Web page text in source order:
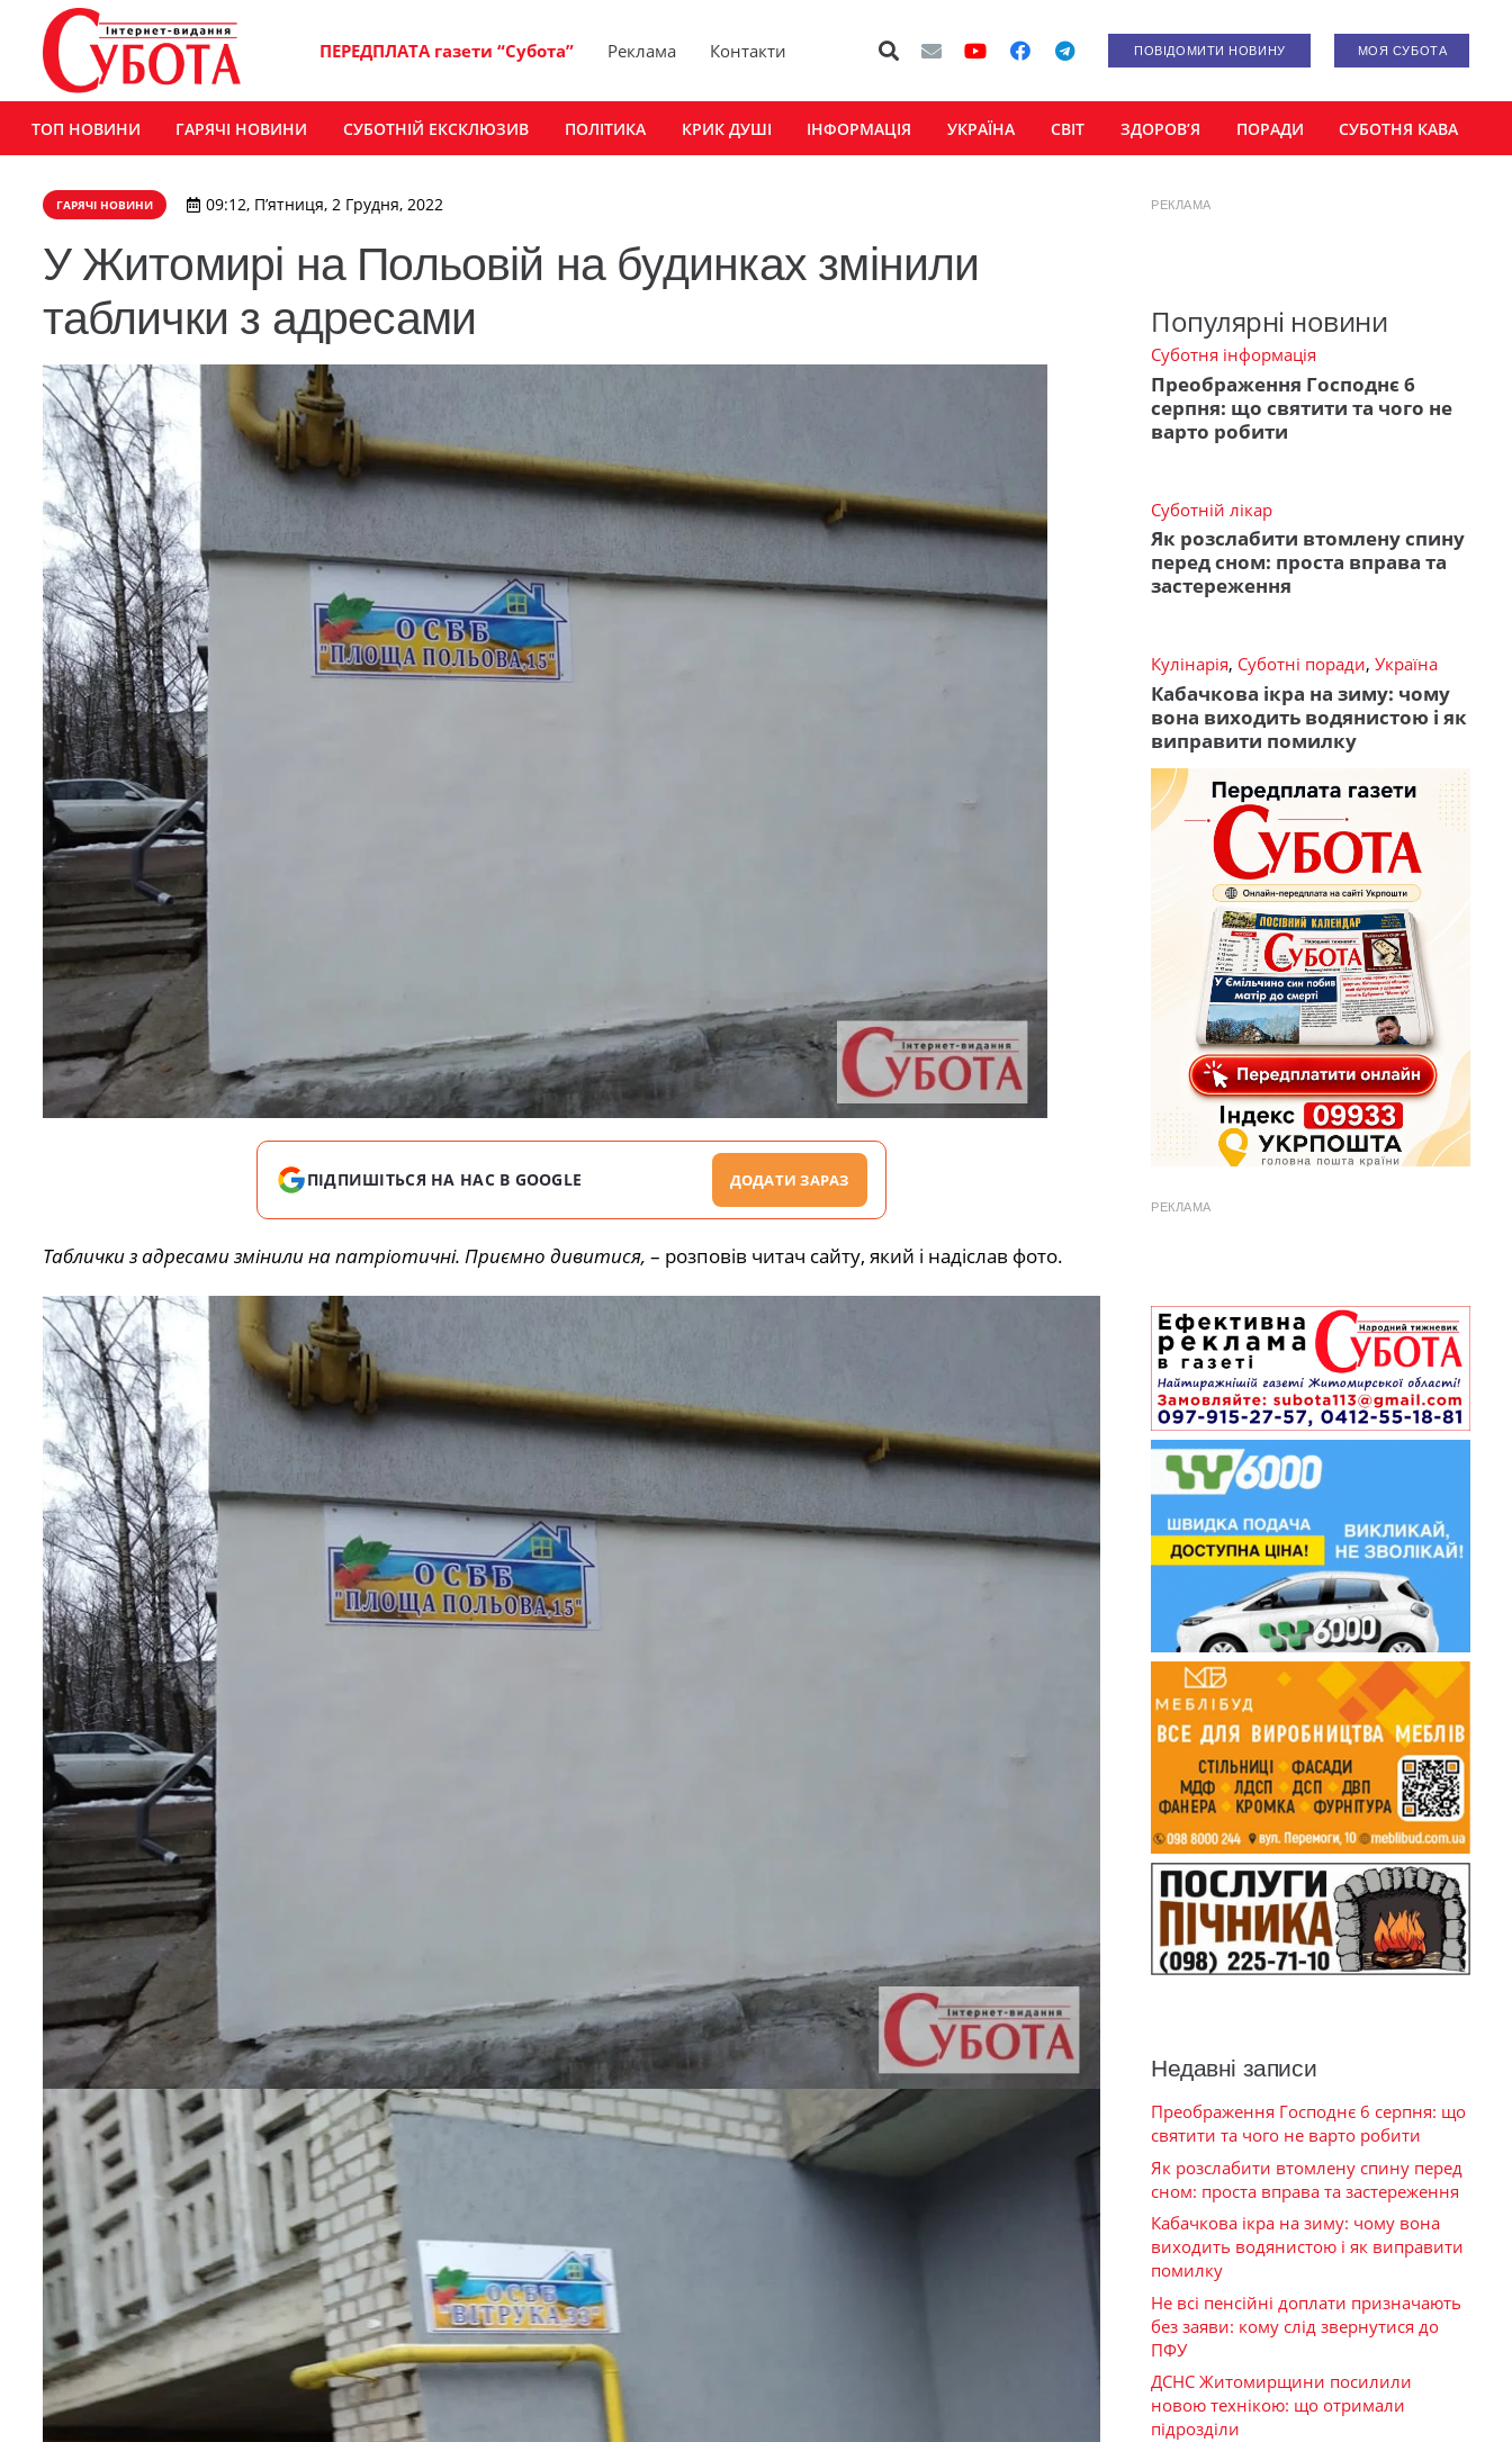
ПЕРЕДПЛАТА газети “Субота” Реклама Контакти ПОВІДОМИТИ НОВИНУ МОЯ СУБОТА
ТОП НОВИНИ ГАРЯЧІ НОВИНИ СУБОТНІЙ ЕКСКЛЮЗИВ ПОЛІТИКА КРИК ДУШІ ІНФОРМАЦІЯ УКРАЇНА СВІТ ЗДОРОВ’Я ПОРАДИ СУБОТНЯ КАВА
ГАРЯЧІ НОВИНИ 09:12, П’ятниця, 2 Грудня, 2022
У Житомирі на Польовій на будинках змінили
таблички з адресами
ПІДПИШІТЬСЯ НА НАС В GOOGLE ДОДАТИ ЗАРАЗ
Таблички з адресами змінили на патріотичні. Приємно дивитися, – розповів читач сайту, який і надіслав фото.
РЕКЛАМА
Популярні новини
Суботня інформація
Преображення Господнє 6
серпня: що святити та чого не
варто робити
Суботній лікар
Як розслабити втомлену спину
перед сном: проста вправа та
застереження
Кулінарія, Суботні поради, Україна
Кабачкова ікра на зиму: чому
вона виходить водянистою і як
виправити помилку
РЕКЛАМА
Недавні записи
Преображення Господнє 6 серпня: що
святити та чого не варто робити
Як розслабити втомлену спину перед
сном: проста вправа та застереження
Кабачкова ікра на зиму: чому вона
виходить водянистою і як виправити
помилку
Не всі пенсійні доплати призначають
без заяви: кому слід звернутися до
ПФУ
ДСНС Житомирщини посилили
новою технікою: що отримали
підрозділи